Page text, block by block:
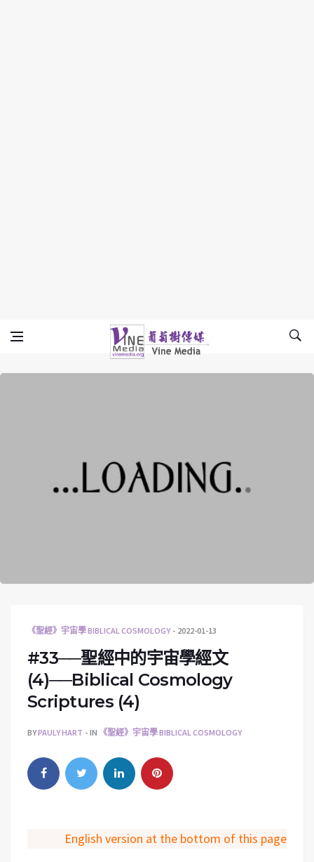
Vine Media
葡萄樹傳媒
《聖經》宇宙學 BIBLICAL COSMOLOGY 2022-01-13
#33──聖經中的宇宙學經文
(4)──Biblical Cosmology
Scriptures (4)
BYPAULY HART IN 《聖經》宇宙學 BIBLICAL COSMOLOGY
English version at the bottom of this page